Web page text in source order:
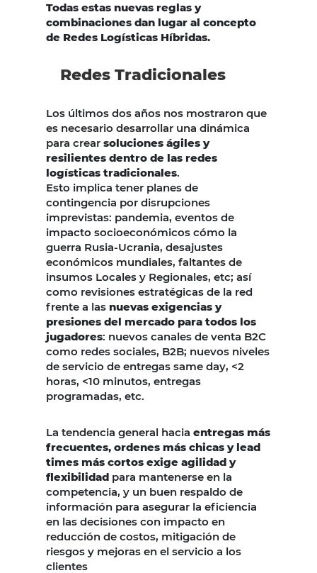
Todas estas nuevas reglas y
combinaciones dan lugar al concepto
de Redes Logísticas Híbridas.
Redes Tradicionales
Los últimos dos años nos mostraron que
es necesario desarrollar una dinámica
para crear soluciones ágiles y
resilientes dentro de las redes
logísticas tradicionales.
Esto implica tener planes de
contingencia por disrupciones
imprevistas: pandemia, eventos de
impacto socioeconómicos cómo la
guerra Rusia-Ucrania, desajustes
económicos mundiales, faltantes de
insumos Locales y Regionales, etc; así
como revisiones estratégicas de la red
frente a las nuevas exigencias y
presiones del mercado para todos los
jugadores: nuevos canales de venta B2C
como redes sociales, B2B; nuevos niveles
de servicio de entregas same day, <2
horas, <10 minutos, entregas
programadas, etc.
La tendencia general hacia entregas más
frecuentes, ordenes más chicas y lead
times más cortos exige agilidad y
flexibilidad para mantenerse en la
competencia, y un buen respaldo de
información para asegurar la eficiencia
en las decisiones con impacto en
reducción de costos, mitigación de
riesgos y mejoras en el servicio a los
clientes